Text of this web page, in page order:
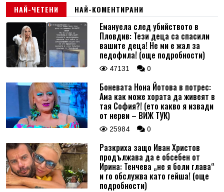
НАЙ-ЧЕТЕНИ НАЙ-КОМЕНТИРАНИ
Емануела след убийството в
Пловдив: Тези деца са спасили
вашите деца! Не ми е жал за
педофила! (още подробности)
47131 0
Боневата Нона Йотова в потрес:
Ама как може хората да живеят в
тая София?! (ето какво я извади
от нерви – ВИЖ ТУК)
25984 0
Разкриха защо Иван Христов
продължава да е обсебен от
Ирина: Тенчева „не я боли глава“
и го обслужва като гейша! (още
подробности)